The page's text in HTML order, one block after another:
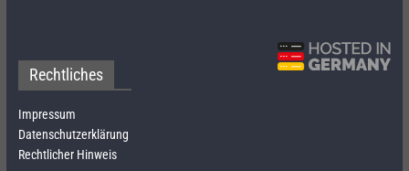
Rechtliches
Impressum
Datenschutzerklärung
Rechtlicher Hinweis